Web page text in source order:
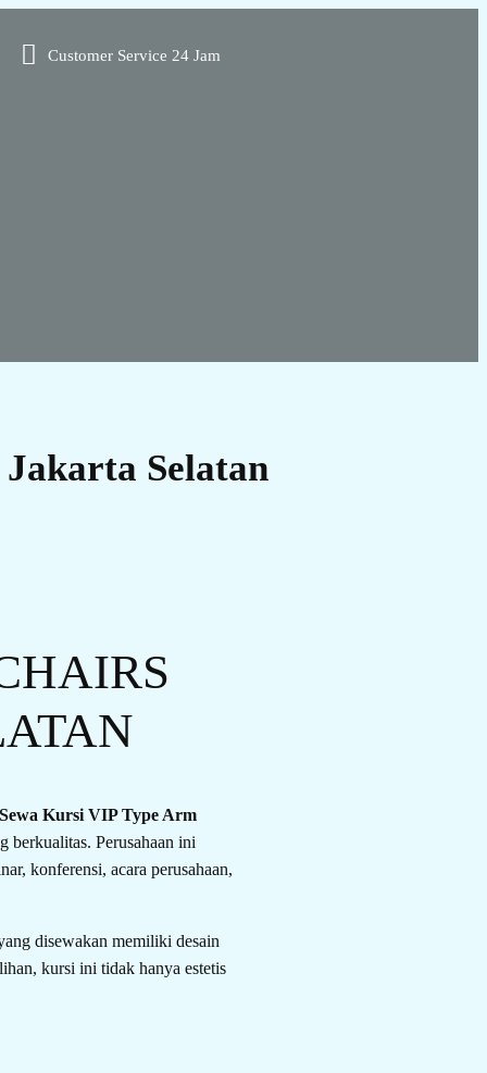
Customer Service 24 Jam
Selatan
Sewa Kursi VIP Type Arm
berkualitas. Perusahaan ini
konferensi, acara perusahaan,
disewakan memiliki desain
kursi ini tidak hanya estetis